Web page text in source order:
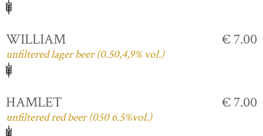
WILLIAM
unfiltered lager beer (0.50,4,9% vol.)
€ 7.00
HAMLET
unfiltered red beer (050 6.5%vol.)
€ 7.00